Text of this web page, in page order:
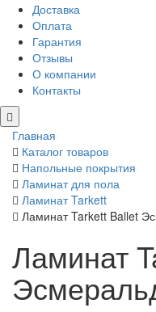
Доставка
Оплата
Гарантия
Отзывы
О компании
Контакты
Главная
Каталог товаров
Напольные покрытия
Ламинат для пола
Ламинат Tarkett
Ламинат Tarkett Ballet
Ламинат